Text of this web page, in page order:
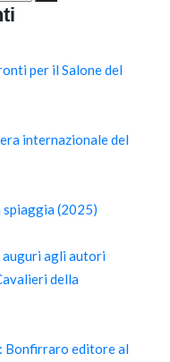
per il Salone del
internazionale del
(2025)
agli autori
della
Bonfirraro editore al